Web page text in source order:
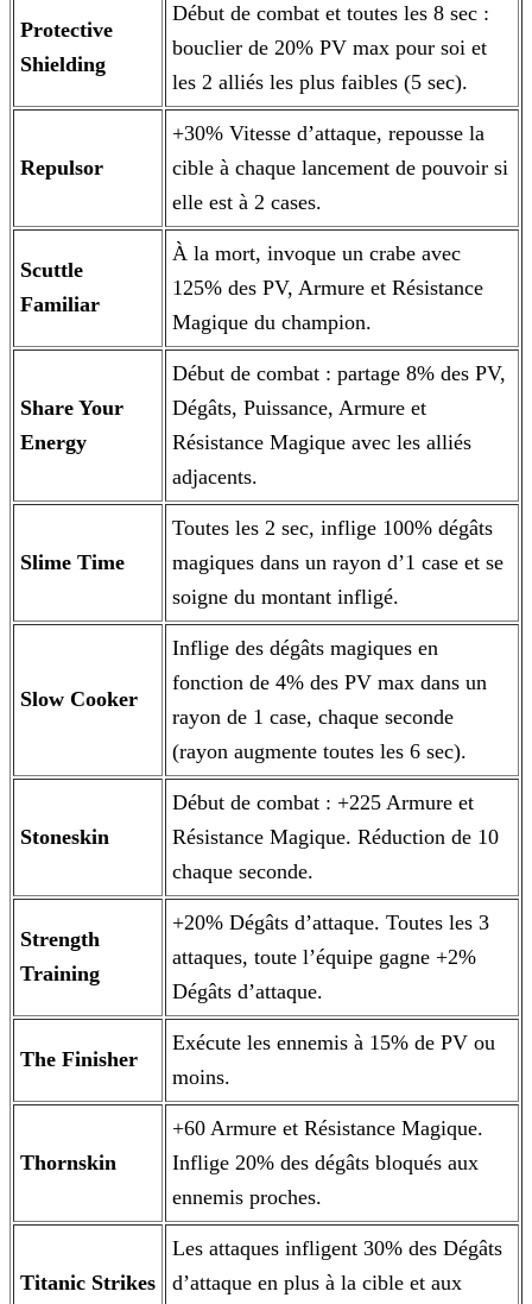
Protective
Shielding
Début de combat et toutes les 8 sec :
bouclier de 20% PV max pour soi et
les 2 alliés les plus faibles (5 sec).
Repulsor
+30% Vitesse d’attaque, repousse la
cible à chaque lancement de pouvoir si
elle est à 2 cases.
Scuttle
Familiar
À la mort, invoque un crabe avec
125% des PV, Armure et Résistance
Magique du champion.
Share Your
Energy
Début de combat : partage 8% des PV,
Dégâts, Puissance, Armure et
Résistance Magique avec les alliés
adjacents.
Slime Time
Toutes les 2 sec, inflige 100% dégâts
magiques dans un rayon d’1 case et se
soigne du montant infligé.
Slow Cooker
Inflige des dégâts magiques en
fonction de 4% des PV max dans un
rayon de 1 case, chaque seconde
(rayon augmente toutes les 6 sec).
Stoneskin
Début de combat : +225 Armure et
Résistance Magique. Réduction de 10
chaque seconde.
Strength
Training
+20% Dégâts d’attaque. Toutes les 3
attaques, toute l’équipe gagne +2%
Dégâts d’attaque.
The Finisher
Exécute les ennemis à 15% de PV ou
moins.
Thornskin
+60 Armure et Résistance Magique.
Inflige 20% des dégâts bloqués aux
ennemis proches.
Titanic Strikes
Les attaques infligent 30% des Dégâts
d’attaque en plus à la cible et aux